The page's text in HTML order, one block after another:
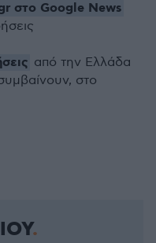
στο Google News
από την Ελλάδα
στο